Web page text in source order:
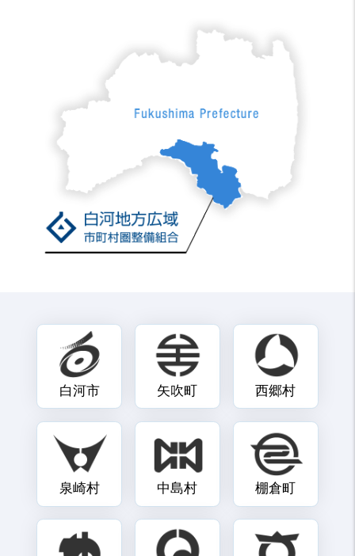
白河市 矢吹町 西郷村
泉崎村 中島村 棚倉町